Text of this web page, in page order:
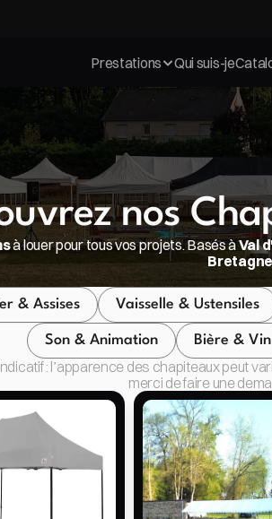
Prestations Qui suis-je
nos
à louer pour tous vos projets. Basés à Val
Bretagne
& Assises Vaisselle & Ustensiles
Son & Animation Bière & Vin
: l’apparence des chapiteaux peut
merci de faire une